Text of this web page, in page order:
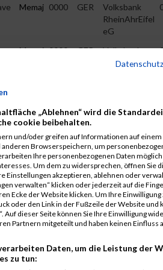
Memaj 0000 GER
Volksbank
RheinAhrEifel
eG
Memaj 0000 GER
Volksbank
RheinAhrEifel
eG
Memaj 0000 GER
Volksbank
RheinAhrEifel
eG
Memaj 0000 GER
Volksbank
RheinAhrEifel
eG
KPos = Kategorie Position, TPos =
start, DNF = Did not finish, DQ =
„Ablehnen“ wird die
cookie beibehalten.
und/oder greifen auf Informationen auf einem
anderen Browserspeichern, um
Ihre personenbezogenen Daten
Um dem zu widersprechen, öffnen Sie
Einstellungen akzeptieren, ablehnen oder
verwalten“ klicken oder jederzeit auf die
Ecke der Website klicken. Um Ihre
oder den Link in der Fußzeile der Website und
Auf dieser Seite können Sie Ihre Einwilligung
Partnern mitgeteilt und haben keinen Einfluss
Daten, um die Leistung der
zu tun: